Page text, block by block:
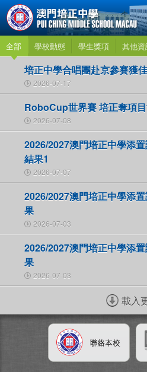
全部 學校動態 學生獎項 其他
培正中學合唱團赴京參賽獲
2026-07-17
RoboCup世界賽 培正奪項
2026-07-08
2026/2027澳門培正中學添
結果1
2026-07-07
2026/2027澳門培正中學添
果
2026-07-03
2026/2027澳門培正中學添
果
2026-07-03
載入